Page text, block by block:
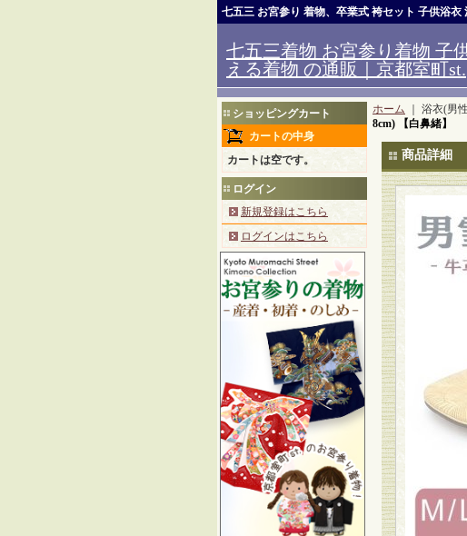
七五三 お宮参り 着物、卒業式 袴セット 子供浴
七五三着物 お宮参り着物 子
える着物 の通販｜京都室町st.
ショッピングカート
カートの中身
カートは空です。
ログイン
新規登録はこちら
ログインはこちら
ホーム ｜ 浴衣(男
8cm) 【白鼻緒】
商品詳細